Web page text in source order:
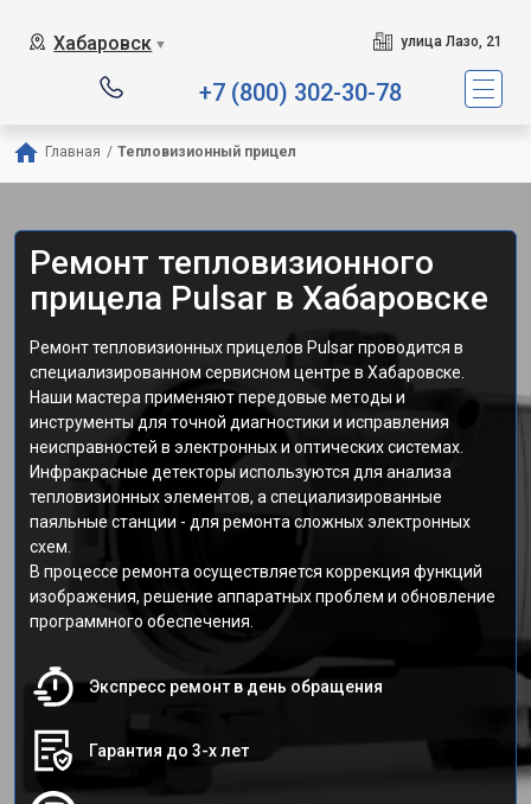
Хабаровск ▼ улица Лазо, 21
+7 (800) 302-30-78
Главная / Тепловизионный прицел
Ремонт тепловизионного
прицела Pulsar в Хабаровске
Ремонт тепловизионных прицелов Pulsar проводится в
специализированном сервисном центре в Хабаровске.
Наши мастера применяют передовые методы и
инструменты для точной диагностики и исправления
неисправностей в электронных и оптических системах.
Инфракрасные детекторы используются для анализа
тепловизионных элементов, а специализированные
паяльные станции - для ремонта сложных электронных
схем.
В процессе ремонта осуществляется коррекция функций
изображения, решение аппаратных проблем и обновление
программного обеспечения.
Экспресс ремонт в день обращения
Гарантия до 3-х лет